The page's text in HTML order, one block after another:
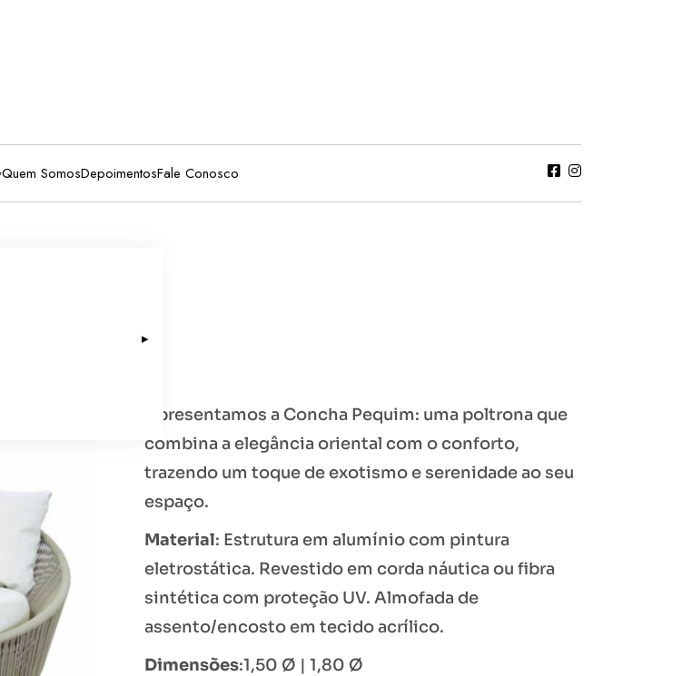
Quem SomosDepoimentosFale Conosco
Apresentamos a Concha Pequim: uma poltrona que
combina a elegância oriental com o conforto,
trazendo um toque de exotismo e serenidade ao seu
espaço.
Material: Estrutura em alumínio com pintura
eletrostática. Revestido em corda náutica ou fibra
sintética com proteção UV. Almofada de
assento/encosto em tecido acrílico.
Dimensões:1,50 Ø | 1,80 Ø